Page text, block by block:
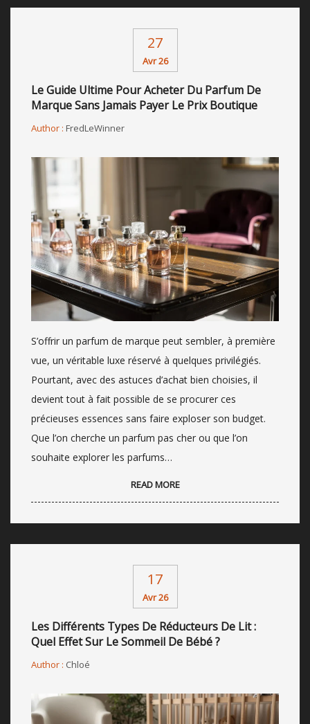
27
Avr 26
Le Guide Ultime Pour Acheter Du Parfum De
Marque Sans Jamais Payer Le Prix Boutique
Author : FredLeWinner
S’offrir un parfum de marque peut sembler, à première
vue, un véritable luxe réservé à quelques privilégiés.
Pourtant, avec des astuces d’achat bien choisies, il
devient tout à fait possible de se procurer ces
précieuses essences sans faire exploser son budget.
Que l’on cherche un parfum pas cher ou que l’on
souhaite explorer les parfums…
READ MORE
17
Avr 26
Les Différents Types De Réducteurs De Lit :
Quel Effet Sur Le Sommeil De Bébé ?
Author : Chloé